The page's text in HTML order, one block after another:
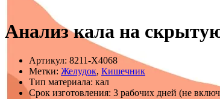
Анализ кала на
Артикул: 8211-Х4068
Метки: Желудок, Кишечник
Тип материала: кал
Срок изготовления: 3 рабочих дней (не